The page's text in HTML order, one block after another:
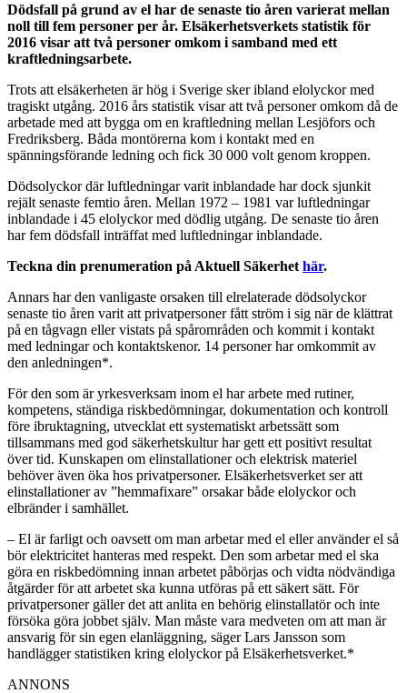
Dödsfall på grund av el har de senaste tio åren varierat mellan
noll till fem personer per år. Elsäkerhetsverkets statistik för
2016 visar att två personer omkom i samband med ett
kraftledningsarbete.
Trots att elsäkerheten är hög i Sverige sker ibland elolyckor med
tragiskt utgång. 2016 års statistik visar att två personer omkom då de
arbetade med att bygga om en kraftledning mellan Lesjöfors och
Fredriksberg. Båda montörerna kom i kontakt med en
spänningsförande ledning och fick 30 000 volt genom kroppen.
Dödsolyckor där luftledningar varit inblandade har dock sjunkit
rejält senaste femtio åren. Mellan 1972 – 1981 var luftledningar
inblandade i 45 elolyckor med dödlig utgång. De senaste tio åren
har fem dödsfall inträffat med luftledningar inblandade.
Teckna din prenumeration på Aktuell Säkerhet här.
Annars har den vanligaste orsaken till elrelaterade dödsolyckor
senaste tio åren varit att privatpersoner fått ström i sig när de klättrat
på en tågvagn eller vistats på spårområden och kommit i kontakt
med ledningar och kontaktskenor. 14 personer har omkommit av
den anledningen*.
För den som är yrkesverksam inom el har arbete med rutiner,
kompetens, ständiga riskbedömningar, dokumentation och kontroll
före ibruktagning, utvecklat ett systematiskt arbetssätt som
tillsammans med god säkerhetskultur har gett ett positivt resultat
över tid. Kunskapen om elinstallationer och elektrisk materiel
behöver även öka hos privatpersoner. Elsäkerhetsverket ser att
elinstallationer av ”hemmafixare” orsakar både elolyckor och
elbränder i samhället.
– El är farligt och oavsett om man arbetar med el eller använder el så
bör elektricitet hanteras med respekt. Den som arbetar med el ska
göra en riskbedömning innan arbetet påbörjas och vidta nödvändiga
åtgärder för att arbetet ska kunna utföras på ett säkert sätt. För
privatpersoner gäller det att anlita en behörig elinstallatör och inte
försöka göra jobbet själv. Man måste vara medveten om att man är
ansvarig för sin egen elanläggning, säger Lars Jansson som
handlägger statistiken kring elolyckor på Elsäkerhetsverket.*
ANNONS